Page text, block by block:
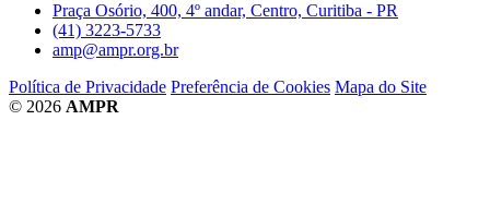
Praça Osório, 400, 4º andar, Centro, Curitiba - PR
(41) 3223-5733
amp@ampr.org.br
Política de Privacidade Preferência de Cookies Mapa do Site
© 2026 AMPR